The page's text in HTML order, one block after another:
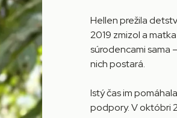
Hellen prežila
2019 zmizol a
súrodencami sama
nich postará.
Istý čas im
podpory. V októbri